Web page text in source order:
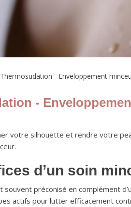
Thermosudation - Enveloppement
-
votre silhouette et rendre votre
d’un soin
souvent préconisé en complément
actifs pour lutter efficacement